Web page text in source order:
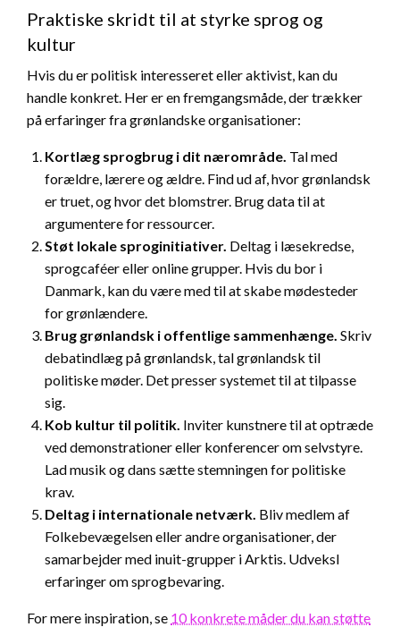
Praktiske skridt til at styrke sprog og
kultur
Hvis du er politisk interesseret eller aktivist, kan du
handle konkret. Her er en fremgangsmåde, der trækker
på erfaringer fra grønlandske organisationer:
Kortlæg sprogbrug i dit nærområde. Tal med
forældre, lærere og ældre. Find ud af, hvor grønlandsk
er truet, og hvor det blomstrer. Brug data til at
argumentere for ressourcer.
Støt lokale sproginitiativer. Deltag i læsekredse,
sprogcaféer eller online grupper. Hvis du bor i
Danmark, kan du være med til at skabe mødesteder
for grønlændere.
Brug grønlandsk i offentlige sammenhænge. Skriv
debatindlæg på grønlandsk, tal grønlandsk til
politiske møder. Det presser systemet til at tilpasse
sig.
Kob kultur til politik. Inviter kunstnere til at optræde
ved demonstrationer eller konferencer om selvstyre.
Lad musik og dans sætte stemningen for politiske
krav.
Deltag i internationale netværk. Bliv medlem af
Folkebevægelsen eller andre organisationer, der
samarbejder med inuit-grupper i Arktis. Udveksl
erfaringer om sprogbevaring.
For mere inspiration, se 10 konkrete måder du kan støtte